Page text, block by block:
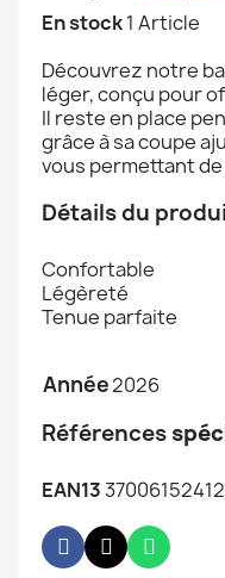
En stock1 Article
Découvrez notre
léger, conçu pour
Il reste en place
grâce à sa coupe
vous permettant
Détails du
Confortable
Légèreté
Tenue parfaite
Année2026
Références
EAN13